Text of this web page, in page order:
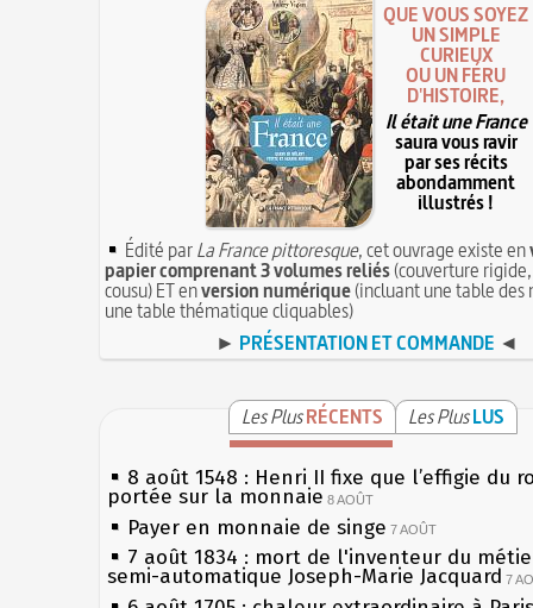
QUE VOUS SOYEZ
UN SIMPLE
CURIEUX
OU UN FÉRU
D'HISTOIRE,
Il était une France
saura vous ravir
par ses récits
abondamment
illustrés !
Édité parLa France pittoresque, cet ouvrage existe en
papier comprenant 3 volumes reliés(couverture
cousu) ET enversion numérique(incluant une table des
une table thématique cliquables)
► PRÉSENTATION ET COMMANDE ◄
Les PlusRÉCENTS Les PlusLUS
8 août 1548 : Henri II fixe que l’effigie du
portée sur la monnaie 8 AOÛT
Payer en monnaie de singe 7 AOÛT
7 août 1834 : mort de l'inventeur du
semi-automatique Joseph-Marie Jacquard 7